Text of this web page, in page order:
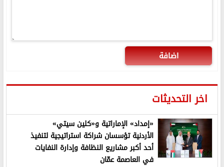
اضافة
اخر التحديثات
«إمداد» الإماراتية و«كلين سيتي»
الأردنية تؤسسان شراكة استراتيجية لتنفيذ
أحد أكبر مشاريع النظافة وإدارة النفايات
في العاصمة عمّان